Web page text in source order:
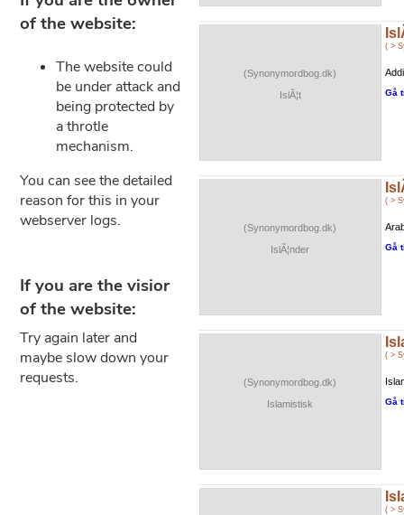
(Synonymordbog.dk)
IslÃ¦t
( >
Gå
(Synonymordbog.dk)
IslÃ¦nder
( >
Gå
(Synonymordbog.dk)
Islamistisk
( >
Gå
( >